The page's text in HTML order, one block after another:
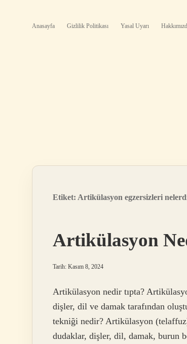
Anasayfa Gizlilik Politikası Yasal Uyarı
Etiket: Artikülasyon egzersizleri
Artikülasyon
Tarih: Kasım 8, 2024
Artikülasyon nedir tıpta?
dişler, dil ve damak tarafından
tekniği nedir? Artikülasyon
dudaklar, dişler, dil, damak, burun